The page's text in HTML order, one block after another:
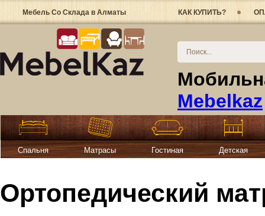
Мебель Со Склада в Алматы КАК КУПИТЬ?
Mebelkaz
Спальня Матрасы Гостиная Детская
Ортопедический